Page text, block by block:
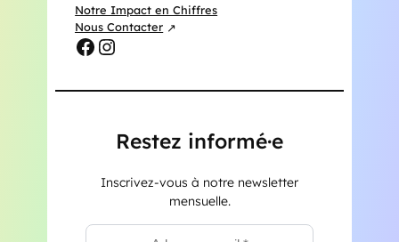
Notre Impact en Chiffres
Nous Contacter
Facebook
Instagram
Restez informé·e
Inscrivez-vous à notre newsletter
mensuelle.